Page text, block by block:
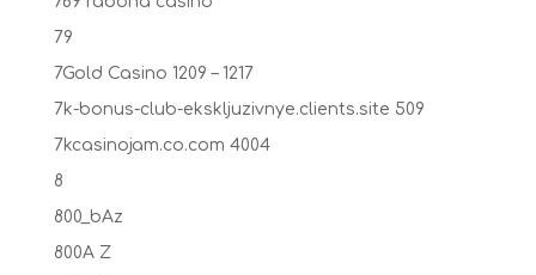
79
7Gold Casino 1209 – 1217
7k-bonus-club-ekskljuzivnye.clients.site 509
7kcasinojam.co.com 4004
8
800_bAz
800A Z